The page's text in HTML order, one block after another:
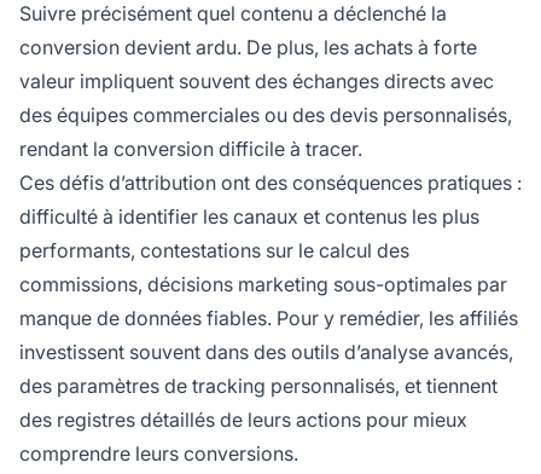
Suivre précisément quel contenu a déclenché la
conversion devient ardu. De plus, les achats à forte
valeur impliquent souvent des échanges directs avec
des équipes commerciales ou des devis personnalisés,
rendant la conversion difficile à tracer.
Ces défis d’attribution ont des conséquences pratiques :
difficulté à identifier les canaux et contenus les plus
performants, contestations sur le calcul des
commissions, décisions marketing sous-optimales par
manque de données fiables. Pour y remédier, les affiliés
investissent souvent dans des outils d’analyse avancés,
des paramètres de tracking personnalisés, et tiennent
des registres détaillés de leurs actions pour mieux
comprendre leurs conversions.